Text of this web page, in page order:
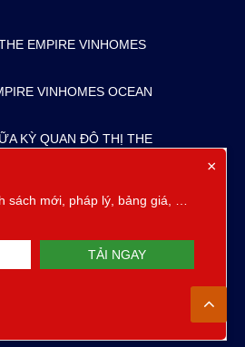
EMPIRE VINHOMES
VINHOMES OCEAN
KỲ QUAN ĐÔ THỊ THE
OCEAN PARK
sách mới, pháp lý, bảng giá, …
×